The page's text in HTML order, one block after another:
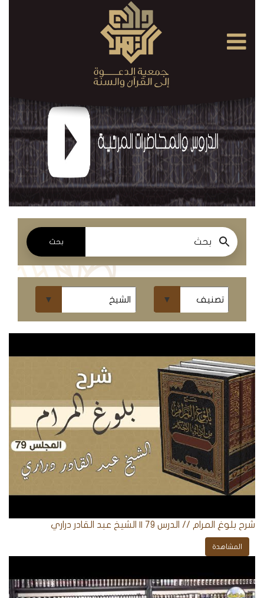
الدروس
والمحاضرات
المسموعة
الدروس
والمحاضرات
الدروس
ومحاضرات
المباشر
قسم
الكتب
الإلكترونية
قسم
الكتب
الضوئية
الردود
بحث
شرح بلوغ المرام // الدرس 79 || الشيخ عبد القادر دراري
المشاهدة